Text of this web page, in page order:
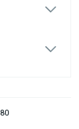
80